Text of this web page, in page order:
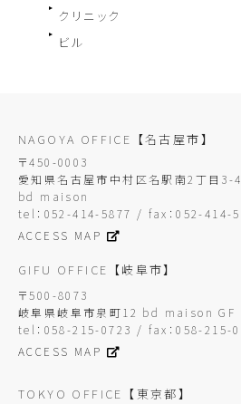
クリニック
ビル
NAGOYA OFFICE 【名古屋市】
〒450-0003
愛知県名古屋市中村区名駅南2丁目
bd maison
tel：052-414-5877 / fax：052-414-
ACCESS MAP
GIFU OFFICE 【岐阜市】
〒500-8073
岐阜県岐阜市泉町12 bd maison GF
tel：058-215-0723 / fax：058-215-
ACCESS MAP
TOKYO OFFICE 【東京都】